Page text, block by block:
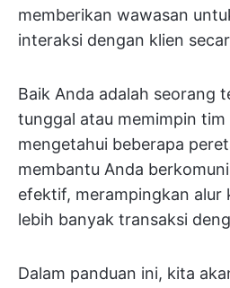
memberikan wawasan
interaksi dengan klien
Baik Anda adalah seorang
tunggal atau memimpin tim
mengetahui beberapa
membantu Anda
efektif, merampingkan alur
lebih banyak transaksi
Dalam panduan ini, kita